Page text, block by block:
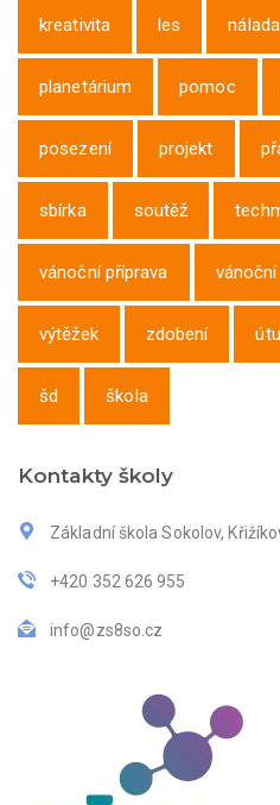
kreativita les nálada
planetárium pomoc
posezení projekt
sbírka soutěž
vánoční příprava
výtěžek zdobení
šd škola
Kontakty školy
Základní škola Sokolov,
+420 352 626 955
info@zs8so.cz